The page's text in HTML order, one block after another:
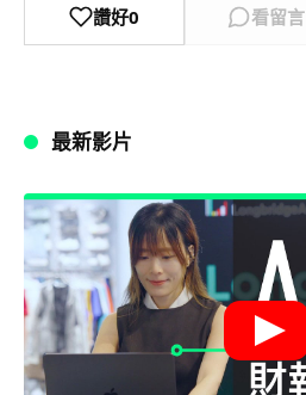
讚好0 看留言
最新影片